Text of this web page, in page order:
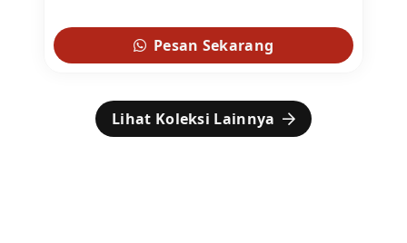
Pesan Sekarang
Lihat Koleksi Lainnya